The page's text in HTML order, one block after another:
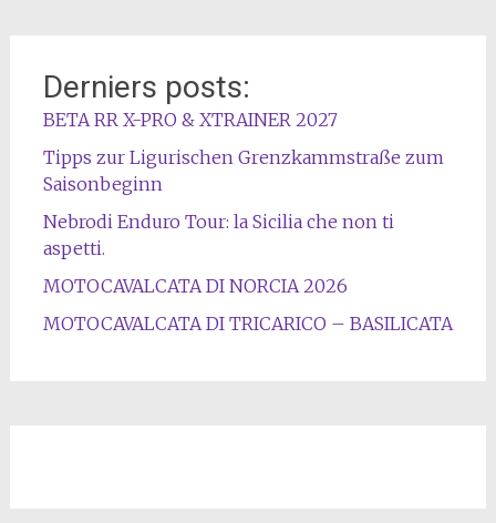
Derniers posts:
BETA RR X-PRO & XTRAINER 2027
Tipps zur Ligurischen Grenzkammstraße zum
Saisonbeginn
Nebrodi Enduro Tour: la Sicilia che non ti
aspetti.
MOTOCAVALCATA DI NORCIA 2026
MOTOCAVALCATA DI TRICARICO – BASILICATA